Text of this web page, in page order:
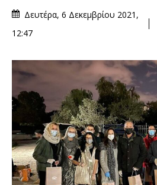
Δευτέρα, 6 Δεκεμβρίου 2021,
12:47